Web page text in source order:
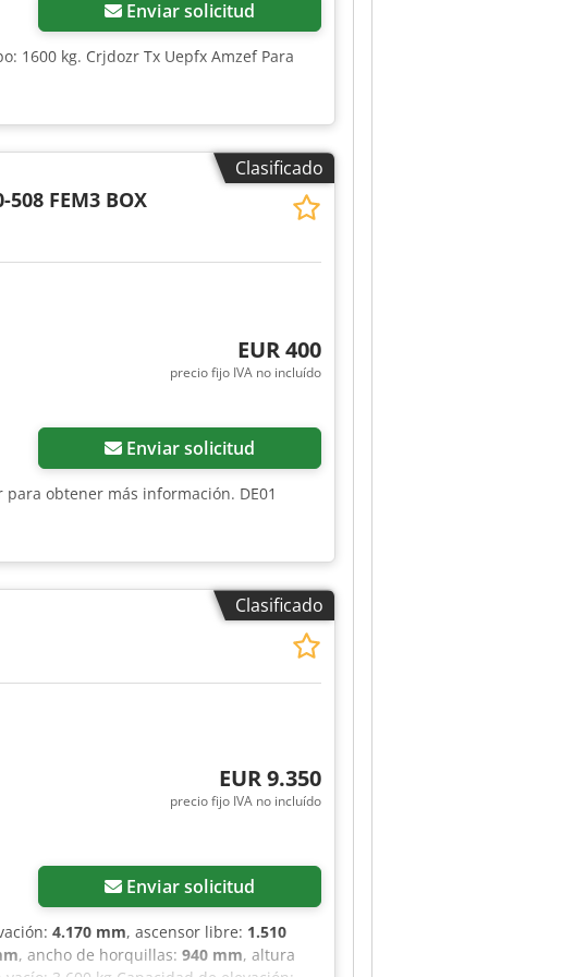
Enviar solicitud
1600 kg. Crjdozr Tx Uepfx Amzef Para
Clasificado
508 FEM3 BOX
EUR 400
precio fijo IVA no incluído
Enviar solicitud
obtener más información. DE01
Clasificado
EUR 9.350
precio fijo IVA no incluído
Enviar solicitud
4.170 mm, ascensor libre: 1.510
, ancho de horquillas: 940 mm, altura